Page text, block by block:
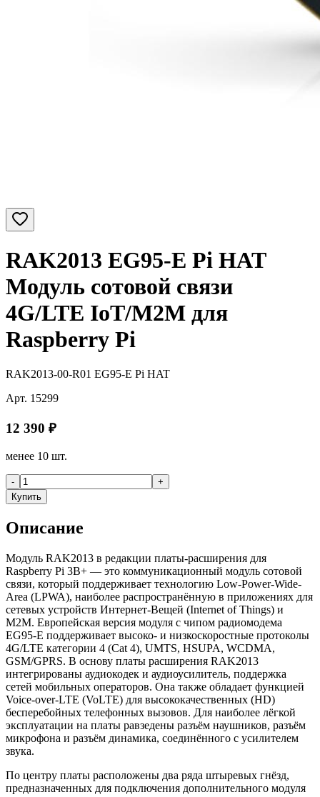
RAK2013 EG95-E Pi HAT
Модуль сотовой связи
4G/LTE IoT/M2M для
Raspberry Pi
RAK2013-00-R01 EG95-E Pi HAT
Арт. 15299
12 390 ₽
менее 10 шт.
-
+
Купить
Описание
Модуль RAK2013 в редакции платы-расширения для
Raspberry Pi 3B+ — это коммуникационный модуль сотовой
связи, который поддерживает технологию Low-Power-Wide-
Area (LPWA), наиболее распространённую в приложениях для
сетевых устройств Интернет-Вещей (Internet of Things) и
M2M. Европейская версия модуля с чипом радиомодема
EG95-E поддерживает высоко- и низкоскоростные протоколы
4G/LTE категории 4 (Cat 4), UMTS, HSUPA, WCDMA,
GSM/GPRS. В основу платы расширения RAK2013
интегрированы аудиокодек и аудиоусилитель, поддержка
сетей мобильных операторов. Она также обладает функцией
Voice-over-LTE (VoLTE) для высококачественных (HD)
бесперебойных телефонных вызовов. Для наиболее лёгкой
эксплуатации на платы равзедены разъём наушников, разъём
микрофона и разъём динамика, соединённого с усилителем
звука.
По центру платы расположены два ряда штыревых гнёзд,
предназначенных для подключения дополнительного модуля